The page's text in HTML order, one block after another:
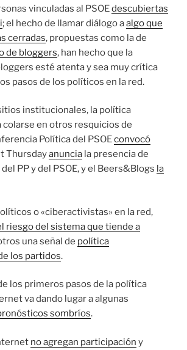
vinculadas al PSOEdescubiertas
; el hecho de llamar diálogo aalgo que
cerradas, propuestas como la de
de bloggers, han hecho que la
esté atenta y sea muy crítica
pasos de los políticos en la red.
institucionales, la política
en otros resquicios de
Política del PSOEconvocó
Thursdayanuncia la presencia de
PP y del PSOE, y el Beers&Blogs la
o «ciberactivistas» en la red,
riesgo del sistema que tiende a
una señal de política
los partidos.
los primeros pasos de la política
va dando lugar a algunas
sombríos.
no agregan participación y